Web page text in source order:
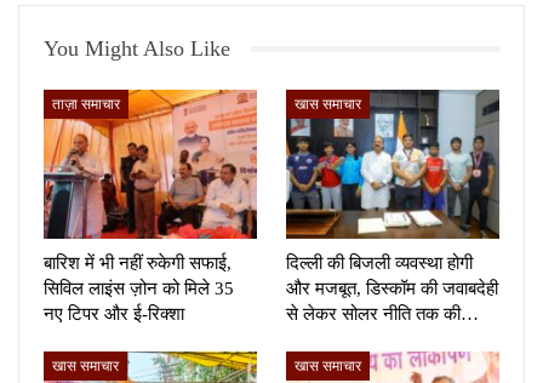
You Might Also Like
ताज़ा समाचार
बारिश में भी नहीं रुकेगी सफाई,
सिविल लाइंस ज़ोन को मिले 35
नए टिपर और ई-रिक्शा
खास समाचार
दिल्ली की बिजली व्यवस्था होगी
और मजबूत, डिस्कॉम की जवाबदेही
से लेकर सोलर नीति तक की…
खास समाचार खास समाचार